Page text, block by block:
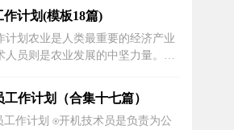
事，不断提升自己的团队合作精
积极认真的完成好每一项任务。在
程中，也认识到了自已的不足之
管理经验不足、有些施工技...
计划(模板18篇)
计划农业是人类最重要的经济产业
人员则是农业发展的中坚力量。他
、可持续的农业技术支持。本文将
人员的工作计划，包括市场调
农业示范等方面的工作内容。通过
作计划（合集十七篇）
作计划 ⍟开机技术员是负责为公